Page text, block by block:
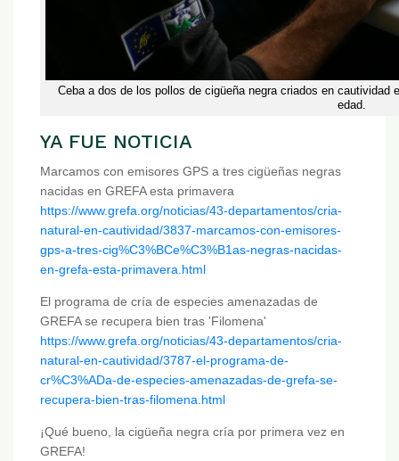
Ceba a dos de los pollos de cigüeña negra criados en cautividad
edad.
YA FUE NOTICIA
Marcamos con emisores GPS a tres cigüeñas negras
nacidas en GREFA esta primavera
https://www.grefa.org/noticias/43-departamentos/cria-
natural-en-cautividad/3837-marcamos-con-emisores-
gps-a-tres-cig%C3%BCe%C3%B1as-negras-nacidas-
en-grefa-esta-primavera.html
El programa de cría de especies amenazadas de
GREFA se recupera bien tras 'Filomena'
https://www.grefa.org/noticias/43-departamentos/cria-
natural-en-cautividad/3787-el-programa-de-
cr%C3%ADa-de-especies-amenazadas-de-grefa-se-
recupera-bien-tras-filomena.html
¡Qué bueno, la cigüeña negra cría por primera vez en
GREFA!